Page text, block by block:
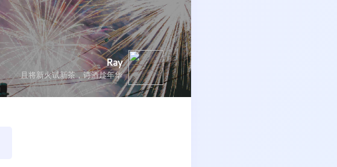
Ray
且将新火试新茶，诗酒趁年华